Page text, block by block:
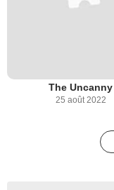
The Uncanny
25 août 2022